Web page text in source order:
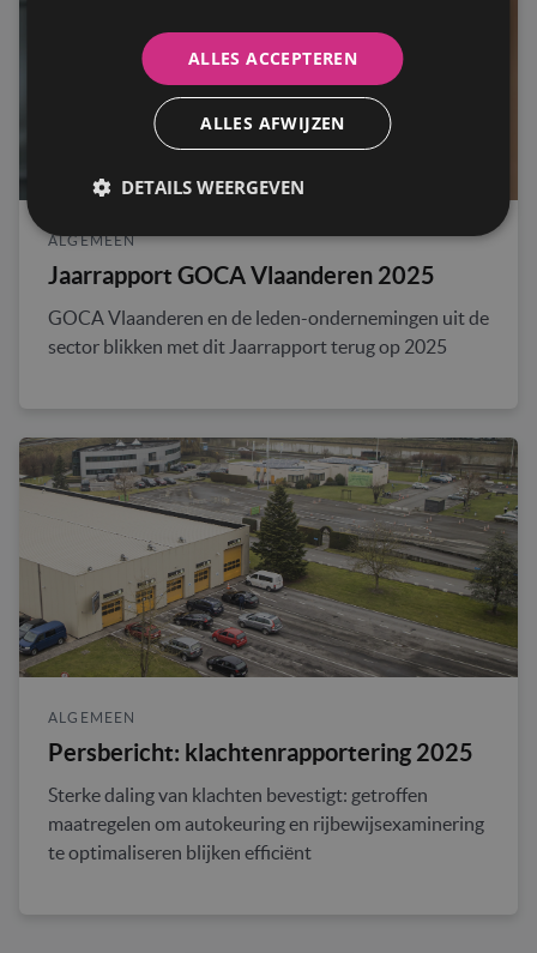
ALGEMEEN
Jaarrapport GOCA Vlaanderen 2025
GOCA Vlaanderen en de leden-ondernemingen uit de
sector blikken met dit Jaarrapport terug op 2025
ALGEMEEN
Persbericht: klachtenrapportering 2025
Sterke daling van klachten bevestigt: getroffen
maatregelen om autokeuring en rijbewijsexaminering
te optimaliseren blijken efficiënt
ALLES ACCEPTEREN
ALLES AFWIJZEN
DETAILS WEERGEVEN